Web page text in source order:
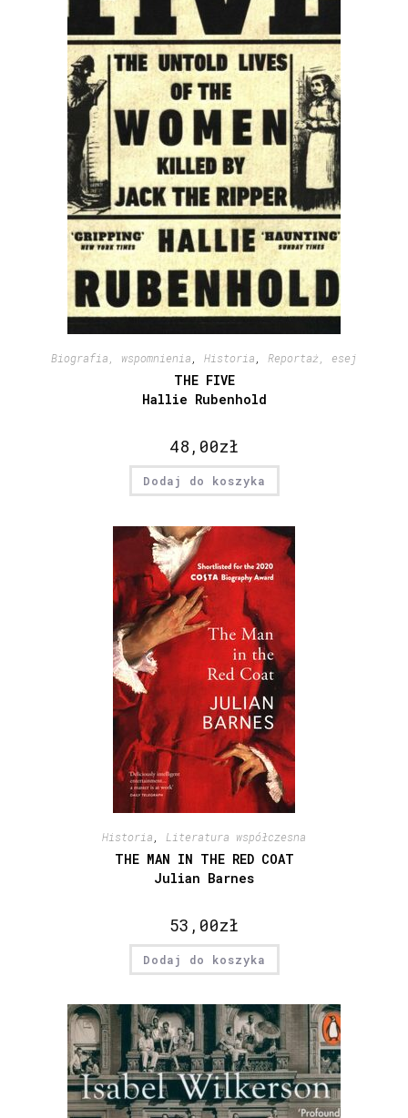
Biografia, wspomnienia Historia Reportaż, esej
THE FIVE
Hallie Rubenhold
48,00zł
Dodaj do koszyka
Historia Literatura współczesna
THE MAN IN THE RED COAT
Julian Barnes
53,00zł
Dodaj do koszyka